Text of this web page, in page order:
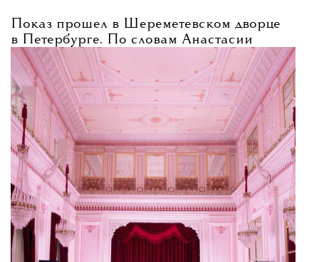
Показ прошел в Шереметевском дворце
в Петербурге. По словам Анастасии
Паутовой, идея спектакля принадлежала
самому бренду — новая коллекция
посвящена «Русским сезонам», и именно
поэтому предложили обратиться к фигуре
Дягилева.